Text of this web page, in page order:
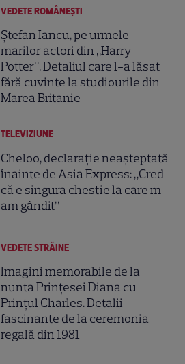
VEDETE ROMÂNEŞTI
Ștefan Iancu, pe urmele
marilor actori din „Harry
Potter”. Detaliul care l-a lăsat
fără cuvinte la studiourile din
Marea Britanie
TELEVIZIUNE
Cheloo, declarație neașteptată
înainte de Asia Express: „Cred
că e singura chestie la care m-
am gândit”
VEDETE STRĂINE
Imagini memorabile de la
nunta Prințesei Diana cu
Prințul Charles. Detalii
fascinante de la ceremonia
regală din 1981